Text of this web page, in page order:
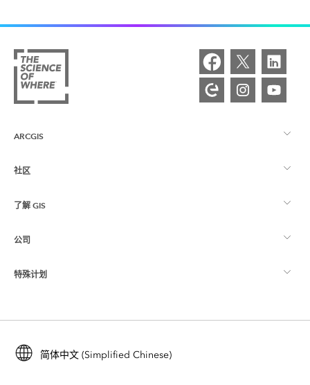
ARCGIS
ArcGIS 概览
制图
社区
Esri 社区
ArcGIS 博客
Esri 年轻专家关系网
了解 GIS
什么是 GIS？
位置智能
培训
ArcUser
公司
关于 Esri
招贤纳士
特殊计划
ArcGIS for Student Use
简体中文 (Simplified Chinese)